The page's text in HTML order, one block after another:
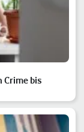
Crime bis